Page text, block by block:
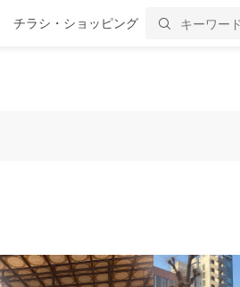
チラシ・ショッピング